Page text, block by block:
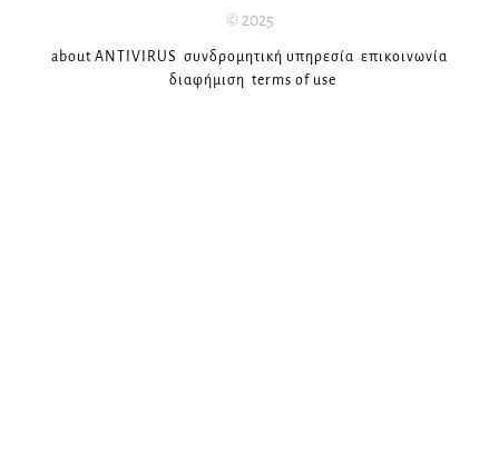
© 2025
about ANTIVIRUS συνδρομητική υπηρεσία επικοινωνία
διαφήμιση terms of use